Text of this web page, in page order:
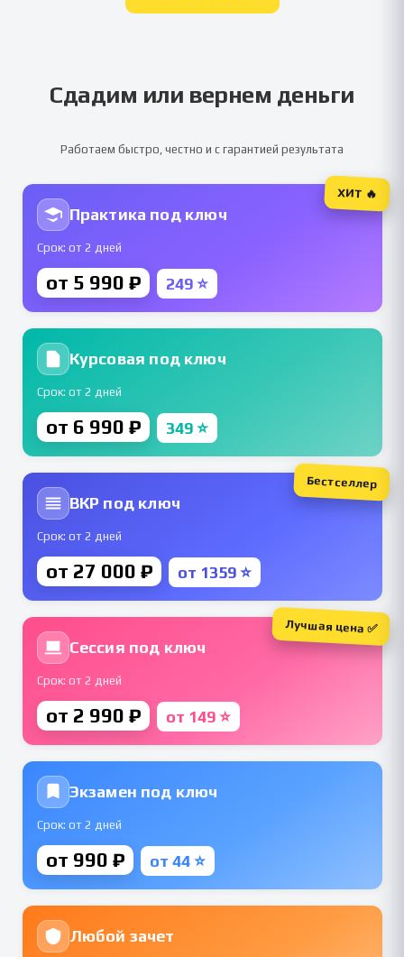
Сдадим или вернем деньги
Работаем быстро, честно и с гарантией результата
Практика под ключ
Срок: от 2 дней
от 5 990 ₽ 249 ⭐
ХИТ 🔥
Курсовая под ключ
Срок: от 2 дней
от 6 990 ₽ 349 ⭐
ВКР под ключ
Срок: от 2 дней
от 27 000 ₽ от 1359 ⭐
Бестселлер
Сессия под ключ
Срок: от 2 дней
от 2 990 ₽ от 149 ⭐
Лучшая цена ✅
Экзамен под ключ
Срок: от 2 дней
от 990 ₽ от 44 ⭐
Любой зачет